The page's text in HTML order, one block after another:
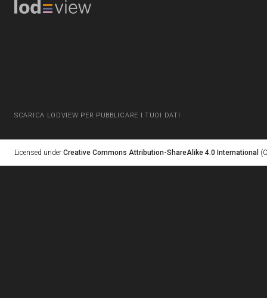
SCARICA LODVIEW PER PUBBLICARE I TUOI DATI
Licensed under Creative Commons Attribution-ShareAlike 4.0 International